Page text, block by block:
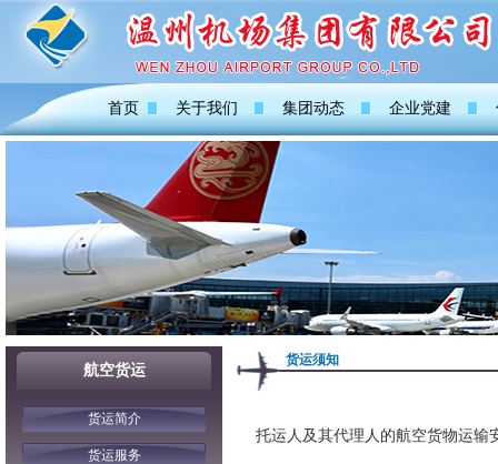
首页 关于我们 集团动态 企业党建
航空货运
货运简介
货运服务
货运须知
托运人及其代理人的航空货物运输